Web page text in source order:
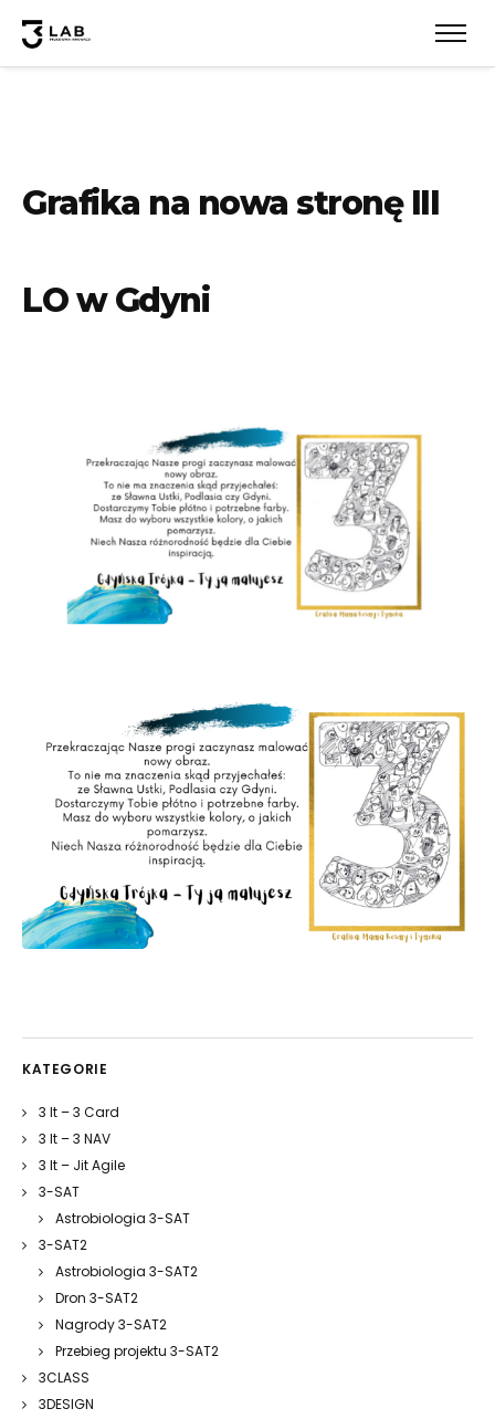
Grafika na nowa stronę III
LO w Gdyni
KATEGORIE
3 It – 3 Card
3 It – 3 NAV
3 It – Jit Agile
3-SAT
Astrobiologia 3-SAT
3-SAT2
Astrobiologia 3-SAT2
Dron 3-SAT2
Nagrody 3-SAT2
Przebieg projektu 3-SAT2
3CLASS
3DESIGN